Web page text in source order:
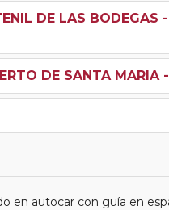
DE LAS BODEGAS
DE SANTA
en autocar con guía en